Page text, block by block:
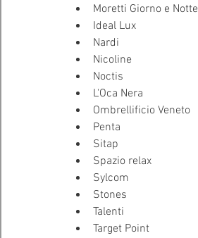
Moretti Giorno e Notte
Ideal Lux
Nardi
Nicoline
Noctis
L'Oca Nera
Ombrellificio Veneto
Penta
Sitap
Spazio relax
Sylcom
Stones
Talenti
Target Point